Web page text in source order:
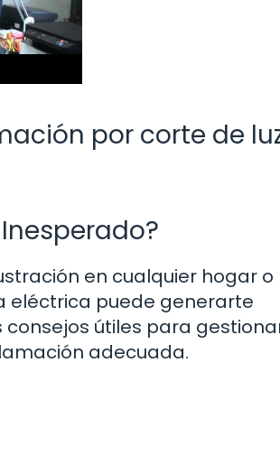
por corte de
en cualquier hogar
eléctrica puede generarte
útiles para
adecuada.